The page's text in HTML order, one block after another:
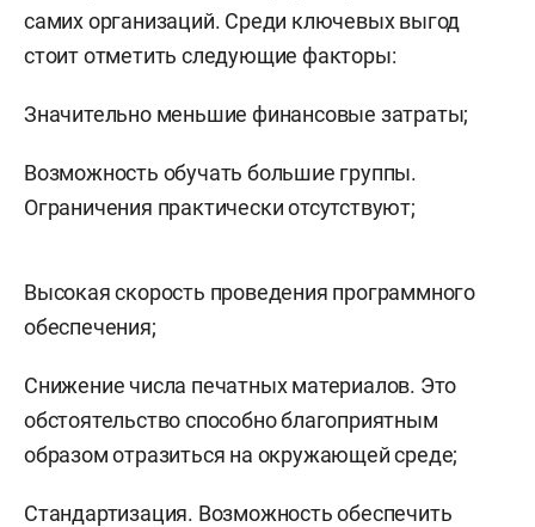
самих организаций. Среди ключевых выгод
стоит отметить следующие факторы:
Значительно меньшие финансовые затраты;
Возможность обучать большие группы.
Ограничения практически отсутствуют;
Высокая скорость проведения программного
обеспечения;
Снижение числа печатных материалов. Это
обстоятельство способно благоприятным
образом отразиться на окружающей среде;
Стандартизация. Возможность обеспечить